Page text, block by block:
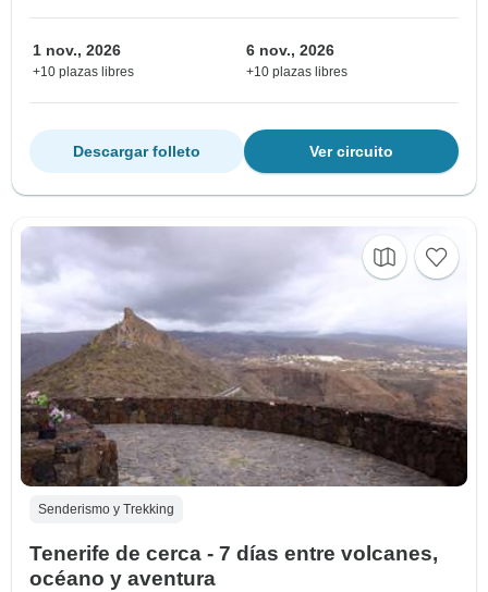
1 nov., 2026
+10 plazas libres
6 nov., 2026
+10 plazas libres
Ver circuito
Descargar folleto
Senderismo y Trekking
Tenerife de cerca - 7 días entre volcanes,
océano y aventura